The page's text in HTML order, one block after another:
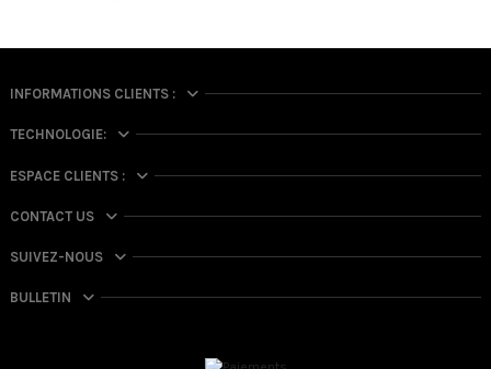
INFORMATIONS CLIENTS :
TECHNOLOGIE:
ESPACE CLIENTS :
CONTACT US
SUIVEZ-NOUS
BULLETIN